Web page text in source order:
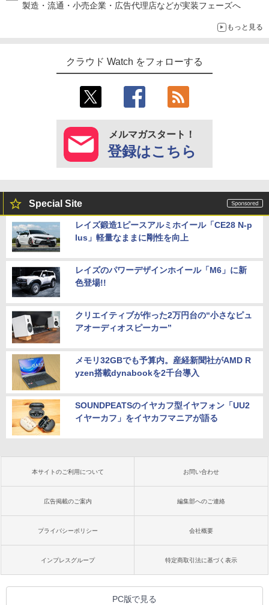
製造・流通・小売企業・広告代理店などが実装フェーズへ
もっと見る
クラウド Watch をフォローする
メルマガスタート！
登録はこちら
Special Site
レイズ鍛造1ピースアルミホイール「CE28 N-p
lus」軽量なままに剛性を向上
レイズのパワーデザインホイール「M6」に新
色登場!!
クリエイティブが作った2万円台の“小さなピュ
アオーディオスピーカー”
メモリ32GBでも予算内。産経新聞社がAMD R
yzen搭載dynabookを2千台導入
SOUNDPEATSのイヤカフ型イヤフォン「UU2
イヤーカフ」をイヤカフマニアが語る
本サイトのご利用について お問い合わせ
広告掲載のご案内 編集部へのご連絡
プライバシーポリシー 会社概要
インプレスグループ 特定商取引法に基づく表示
PC版で見る